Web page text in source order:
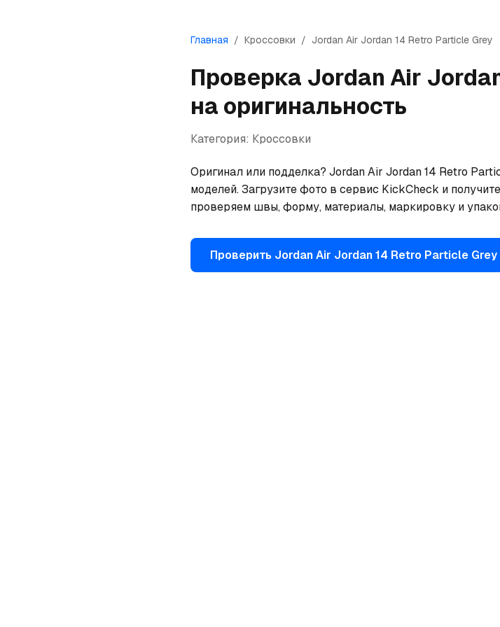
Главная / Кроссовки / Jordan Air Jordan 14 Retro Particle Grey
Проверка Jordan Air
на оригинальность
Категория: Кроссовки
Оригинал или подделка? Jordan Air Jordan 14 Retro
моделей. Загрузите фото в сервис KickCheck и
проверяем швы, форму, материалы, маркировку и
Проверить JordanAir Jordan 14 Retro Particle Grey